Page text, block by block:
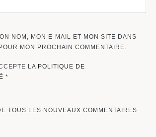
NOM, MON E-MAIL ET MON SITE DANS
MON PROCHAIN COMMENTAIRE.
LA POLITIQUE DE
*
TOUS LES NOUVEAUX COMMENTAIRES